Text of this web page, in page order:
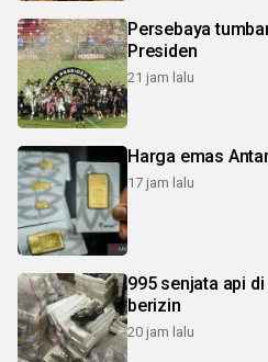
Persebaya
Presiden
21 jam lalu
Harga emas
17 jam lalu
995 senjata api
berizin
20 jam lalu